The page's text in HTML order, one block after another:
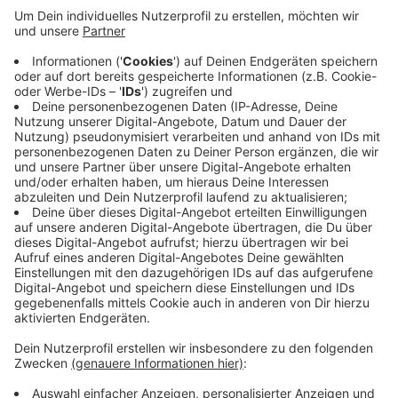
Anzeige
Der Autofahrer aus Nümbrecht überschlug sich mit
seinem Wagen und blieb auf dem Dach liegen. Er
wurde eingeklemmt und musste von der Feuerwehr
befreit werden. Der weitere Unfallbeteiligte aus
Waldbröl soll nach bisherigen Erkenntnissen leicht
verletzt worden sein. Die Straße blieb während der
Unfallaufnahme gesperrt.
Anzeige